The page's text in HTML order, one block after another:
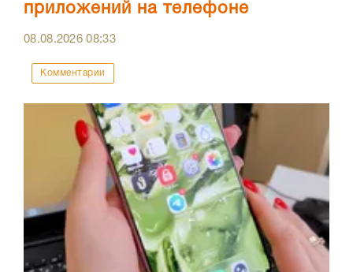
приложений на телефоне
08.08.202608:33
Комментарии